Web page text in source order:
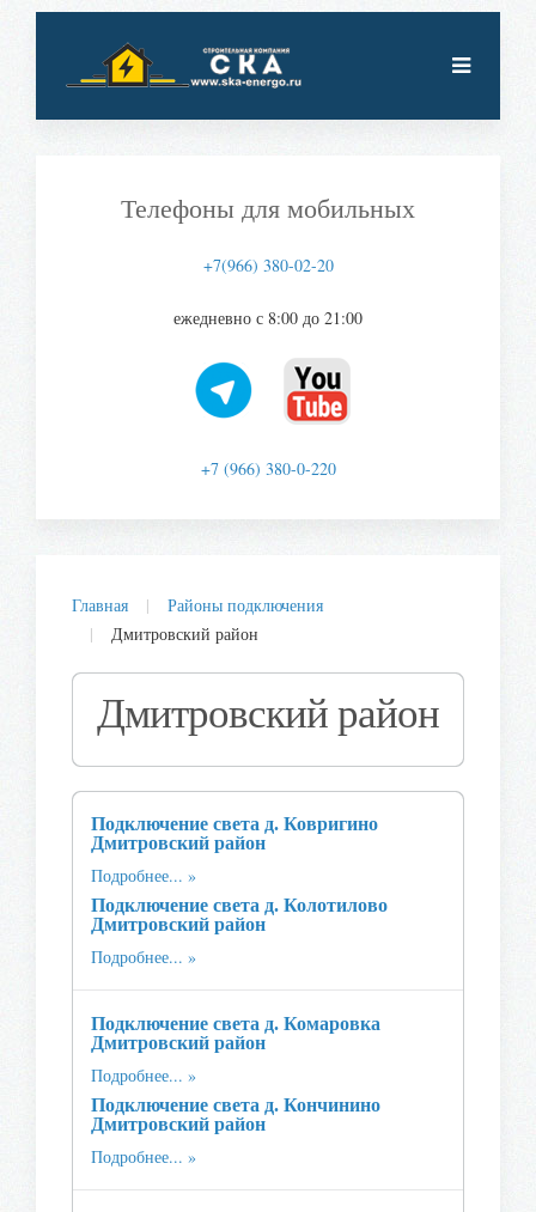
Телефоны для мобильных
+7(966) 380-02-20
ежедневно с 8:00 до 21:00
+7 (966) 380-0-220
Главная
Районы подключения
Дмитровский район
Дмитровский район
Подключение света д. Ковригино
Дмитровский район
Подробнее...
Подключение света д. Колотилово
Дмитровский район
Подробнее...
Подключение света д. Комаровка
Дмитровский район
Подробнее...
Подключение света д. Кончинино
Дмитровский район
Подробнее...